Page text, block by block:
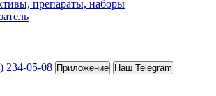
препараты, наборы
234-05-08 Приложение Наш Telegram